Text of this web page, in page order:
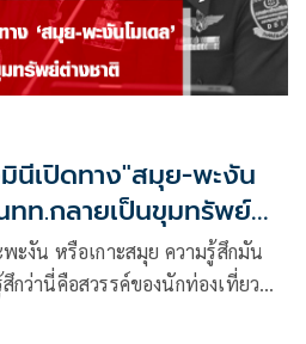
นีเปิดทาง"สมุย-พะงัน
ะงัน หรือเกาะสมุย ความรู้สึกมัน
กว่านี่คือสวรรค์ของนักท่องเที่ยว